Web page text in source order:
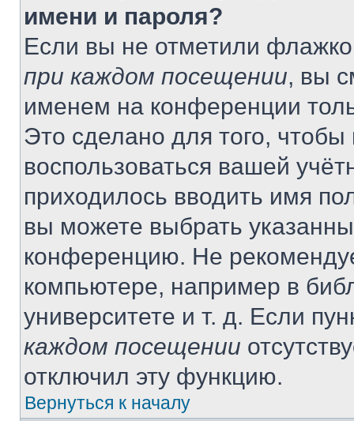
имени и пароля?
Если вы не отметили
при каждом посещении, вы
именем на конференции
Это сделано для того, чтобы
воспользоваться вашей
приходилось вводить имя
вы можете выбрать
конференцию. Не
компьютере, например в
университете и т. д. Если
каждом посещении
отключил эту функцию.
Вернуться к началу